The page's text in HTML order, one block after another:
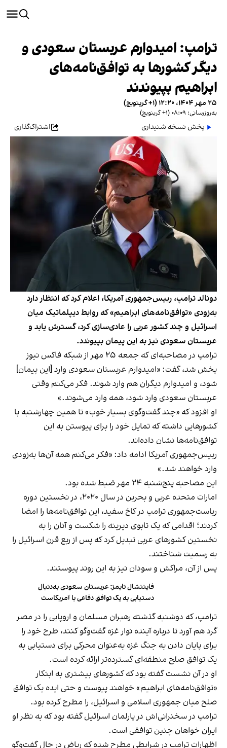
ترامپ: امیدوارم عربستان سعودی و
دیگر کشورها به توافق‌نامه‌های
ابراهیم بپیوندند
۲۵ مهر ۱۴۰۴، ۱۲:۲۰ (‎+۱ گرینویچ)
به‌روزرسانی: ۰۸:۰۹ (‎+۱ گرینویچ)
پخش نسخه شنیداری اشتراک‌گذاری
دونالد ترامپ، رییس‌جمهوری آمریکا، اعلام کرد که انتظار دارد
به‌زودی «توافق‌نامه‌های ابراهیم» که روابط دیپلماتیک میان
اسرائیل و چند کشور عربی را عادی‌سازی کرد، گسترش یابد و
عربستان سعودی نیز به این پیمان بپیوندد.
ترامپ در مصاحبه‌ای که جمعه ۲۵ مهر از شبکه‌ فاکس نیوز
پخش شد، گفت: «امیدوارم عربستان سعودی وارد [این پیمان]
شود، و امیدوارم دیگران هم وارد شوند. فکر می‌کنم وقتی
عربستان سعودی وارد شود، همه وارد می‌شوند.»
او افزود که «چند گفت‌وگوی بسیار خوب» تا همین چهارشنبه با
کشورهایی داشته که تمایل خود را برای پیوستن به این
توافق‌نامه‌ها نشان داده‌اند.
رییس‌جمهوری آمریکا ادامه داد: «فکر می‌کنم همه‌ آن‌ها به‌زودی
وارد خواهند شد.»
این مصاحبه پنج‌شنبه ۲۴ مهر ضبط شده بود.
امارات متحده عربی و بحرین در سال ۲۰۲۰، در نخستین دوره
ریاست‌جمهوری ترامپ در کاخ سفید، این توافق‌نامه‌ها را امضا
کردند؛ اقدامی که یک تابوی دیرینه را شکست و آنان را به
نخستین کشورهای عربی تبدیل کرد که پس از ربع قرن اسرائیل را
به رسمیت شناختند.
پس از آن، مراکش و سودان نیز به این روند پیوستند.
فایننشال تایمز: عربستان سعودی به‌دنبال
دستیابی به یک توافق دفاعی با آمریکاست
ترامپ، که دوشنبه گذشته رهبران مسلمان و اروپایی را در مصر
گرد هم آورد تا درباره‌ آینده‌ نوار غزه گفت‌وگو کنند، طرح خود را
برای پایان دادن به جنگ غزه به‌عنوان محرکی برای دستیابی به
یک توافق صلح منطقه‌ای گسترده‌تر ارائه کرده است.
او در آن نشست گفته بود که کشورهای بیشتری به ابتکار
«توافق‌نامه‌های ابراهیم» خواهند پیوست و حتی ایده‌ یک توافق
صلح میان جمهوری اسلامی و اسرائیل، را مطرح کرده بود.
ترامپ در سخنرانی‌اش در پارلمان اسرائیل گفته بود که به نظر او
ایران خواهان چنین توافقی است.
اظهارات ترامپ در شرایطی مطرح شده که ریاض در حال گفت‌وگو